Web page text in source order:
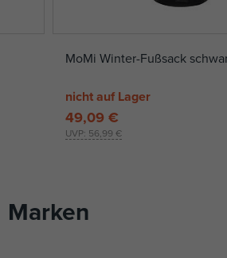
MoMi Winter-Fußsack
nicht auf Lager
UVP: 56,99 €
49,09 €
Marken